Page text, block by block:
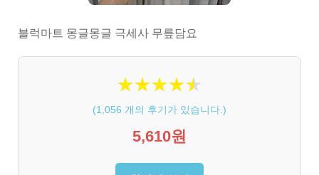
블럭마트 몽글몽글 극세사 무릎담요
★★★★★
★★★★★
(1,056 개의 후기가 있습니다.)
5,610원